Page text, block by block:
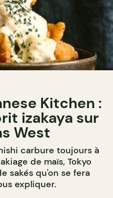
Kitchen :
izakaya sur
West
carbure toujours à
de maïs, Tokyo
sakés qu'on se fera
expliquer.